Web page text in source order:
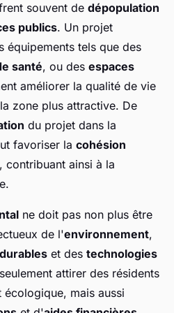
souvent de dépopulation
publics. Un projet
équipements tels que des
santé, ou des espaces
améliorer la qualité de vie
zone plus attractive. De
du projet dans la
favoriser la cohésion
, contribuant ainsi à la
ne doit pas non plus être
de l'environnement,
et des technologies
attirer des résidents
mais aussi